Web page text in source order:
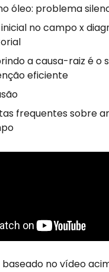
óleo: problema
no campo x
a causa-raiz é o
eficiente
frequentes sobre
no vídeo